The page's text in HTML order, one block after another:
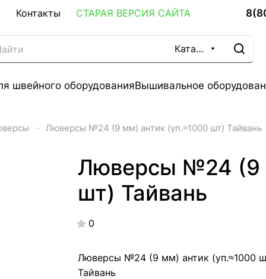
Контакты СТАРАЯ ВЕРСИЯ САЙТА
Каталог
швейного оборудованияВышивальное
– Люверсы №24 (9 мм) антик (уп.≈1000 шт) Тайвань
Люверсы №24 (9
шт) Тайвань
0
Люверсы №24 (9 мм) антик (уп.≈1000
Тайвань